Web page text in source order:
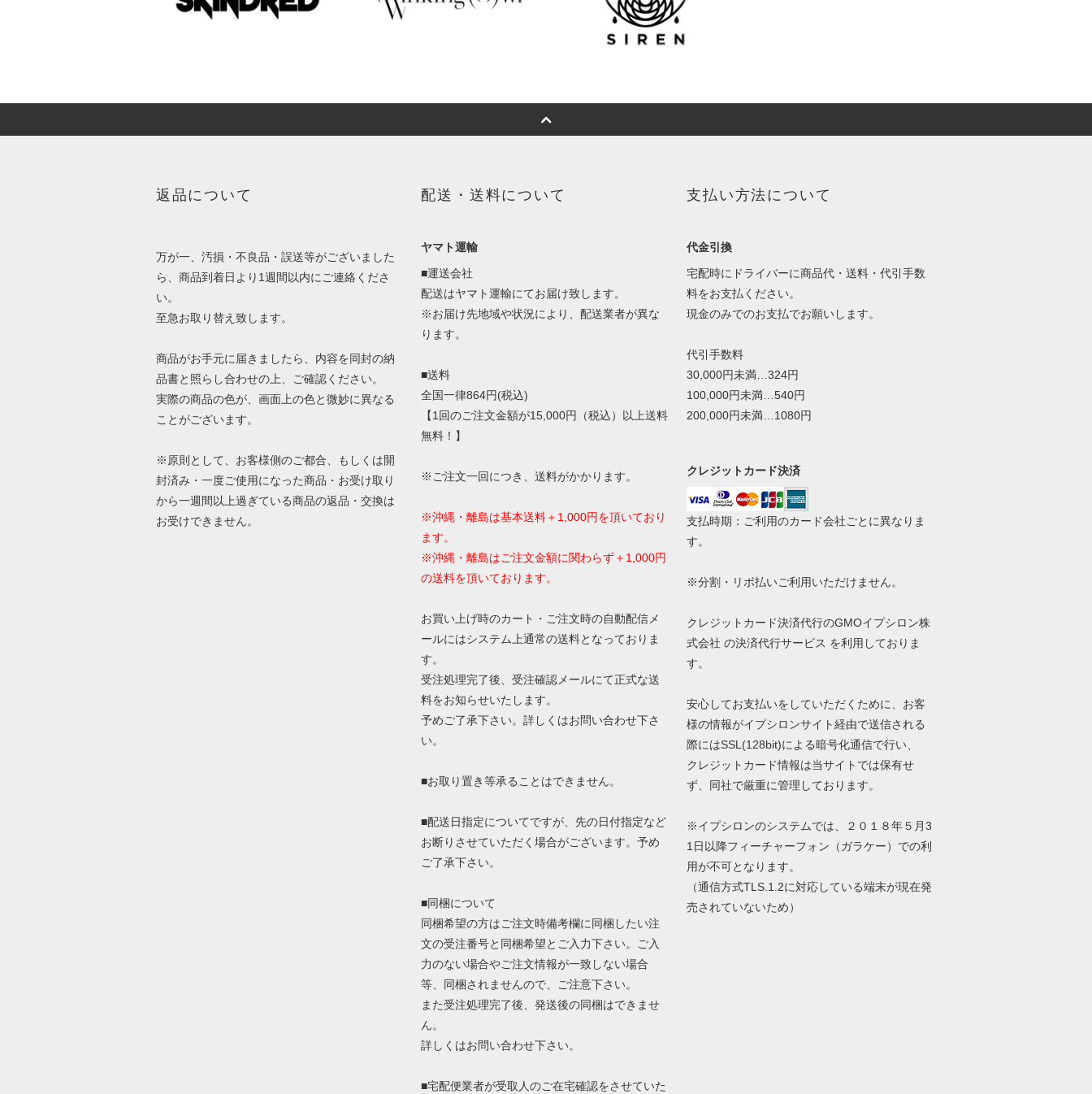
返品について
万が一、汚損・不良品・誤送等がございました
ら、商品到着日より1週間以内にご連絡くださ
い。
至急お取り替え致します。
商品がお手元に届きましたら、内容を同封の納
品書と照らし合わせの上、ご確認ください。
実際の商品の色が、画面上の色と微妙に異なる
ことがございます。
※原則として、お客様側のご都合、もしくは開
封済み・一度ご使用になった商品・お受け取り
から一週間以上過ぎている商品の返品・交換は
お受けできません。
配送・送料について
ヤマト運輸
■運送会社
配送はヤマト運輸にてお届け致します。
※お届け先地域や状況により、配送業者が異な
ります。
■送料
全国一律864円(税込)
【1回のご注文金額が15,000円（税込）以上送料
無料！】
※ご注文一回につき、送料がかかります。
※沖縄・離島は基本送料＋1,000円を頂いており
ます。
※沖縄・離島はご注文金額に関わらず＋1,000円
の送料を頂いております。
お買い上げ時のカート・ご注文時の自動配信メ
ールにはシステム上通常の送料となっておりま
す。
受注処理完了後、受注確認メールにて正式な送
料をお知らせいたします。
予めご了承下さい。詳しくはお問い合わせ下さ
い。
■お取り置き等承ることはできません。
■配送日指定についてですが、先の日付指定など
お断りさせていただく場合がございます。予め
ご了承下さい。
■同梱について
同梱希望の方はご注文時備考欄に同梱したい注
文の受注番号と同梱希望とご入力下さい。ご入
力のない場合やご注文情報が一致しない場合
等、同梱されませんので、ご注意下さい。
また受注処理完了後、発送後の同梱はできませ
ん。
詳しくはお問い合わせ下さい。
■宅配便業者が受取人のご在宅確認をさせていた
支払い方法について
代金引換
宅配時にドライバーに商品代・送料・代引手数
料をお支払ください。
現金のみでのお支払でお願いします。
代引手数料
30,000円未満…324円
100,000円未満…540円
200,000円未満…1080円
クレジットカード決済
支払時期：ご利用のカード会社ごとに異なりま
す。
※分割・リボ払いご利用いただけません。
クレジットカード決済代行のGMOイプシロン株
式会社 の決済代行サービス を利用しておりま
す。
安心してお支払いをしていただくために、お客
様の情報がイプシロンサイト経由で送信される
際にはSSL(128bit)による暗号化通信で行い、
クレジットカード情報は当サイトでは保有せ
ず、同社で厳重に管理しております。
※イプシロンのシステムでは、２０１８年５月3
1日以降フィーチャーフォン（ガラケー）での利
用が不可となります。
（通信方式TLS.1.2に対応している端末が現在発
売されていないため）